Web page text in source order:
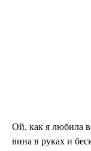
Ой, как я любила
вина в руках и